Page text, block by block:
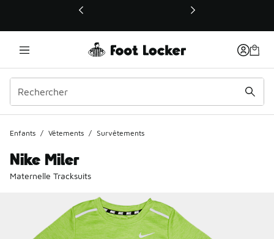
Ce lien ouvrira une nouvelle fenêtre
Enfants / Vêtements / Survêtements
Nike Miler
Maternelle Tracksuits